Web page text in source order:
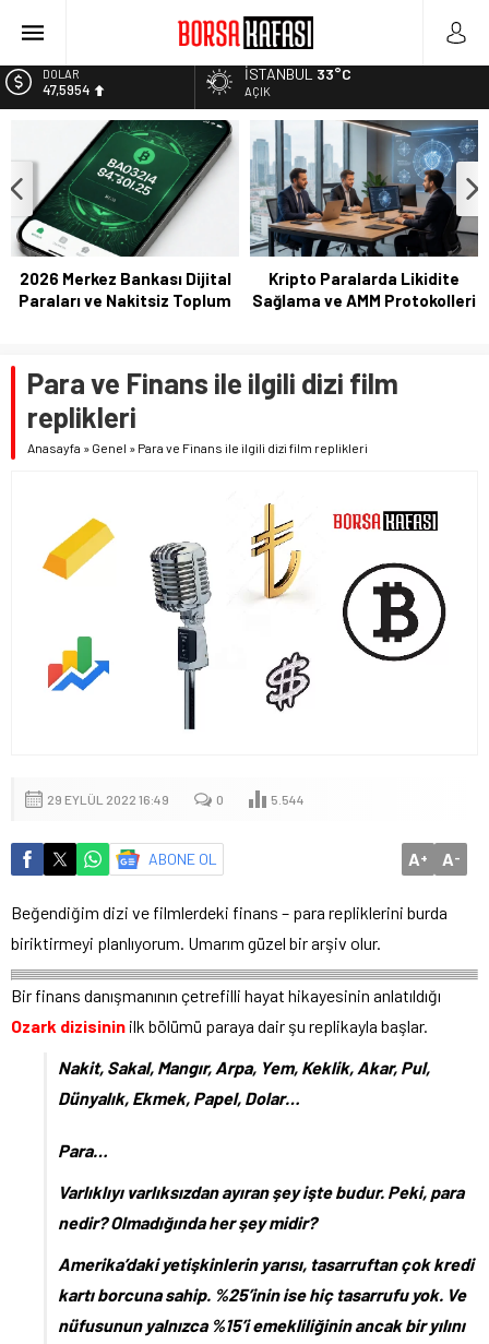
Borsa Bugün Ne Olur? 04/08/2023
Haftanın En Çok Kazandıran Yatırım Aracı
Bitcoin Halving Sonrası Kripto Para Piyasası
2027 Borsa Yatırımları: Akıllı Portföy Stratejileri
DOLAR
47,5954
55,0690
ALTIN
6.525,39
BİST
13.788,73
İSTANBUL 33°C
AÇIK
2026 Merkez Bankası Dijital
Paraları ve Nakitsiz Toplum
Kripto Paralarda Likidite
Sağlama ve AMM Protokolleri
Para ve Finans ile ilgili dizi film
replikleri
Anasayfa » Genel » Para ve Finans ile ilgili dizi film replikleri
29 EYLÜL 2022 16:49 0 5.544
ABONE OL A+ A-
Beğendiğim dizi ve filmlerdeki finans – para repliklerini burda
biriktirmeyi planlıyorum. Umarım güzel bir arşiv olur.
Bir finans danışmanının çetrefilli hayat hikayesinin anlatıldığı
Ozark dizisinin ilk bölümü paraya dair şu replikayla başlar.
Nakit, Sakal, Mangır, Arpa, Yem, Keklik, Akar, Pul,
Dünyalık, Ekmek, Papel, Dolar…
Para…
Varlıklıyı varlıksızdan ayıran şey işte budur. Peki, para
nedir? Olmadığında her şey midir?
Amerika’daki yetişkinlerin yarısı, tasarruftan çok kredi
kartı borcuna sahip. %25’inin ise hiç tasarrufu yok. Ve
nüfusunun yalnızca %15’i emekliliğinin ancak bir yılını